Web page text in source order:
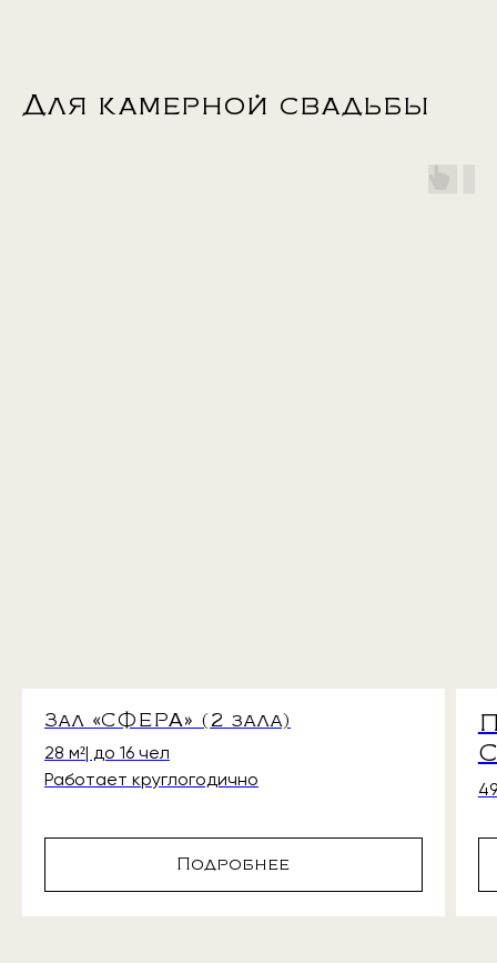
Для камерной свадьбы
Зал «СФЕРА» (2 зала)
28 м²| до 16 чел
Работает круглогодично
Подробнее